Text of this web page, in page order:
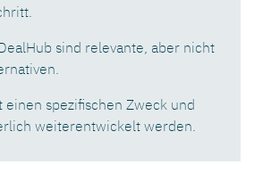
sind relevante, aber nicht
einen spezifischen Zweck und
weiterentwickelt werden.